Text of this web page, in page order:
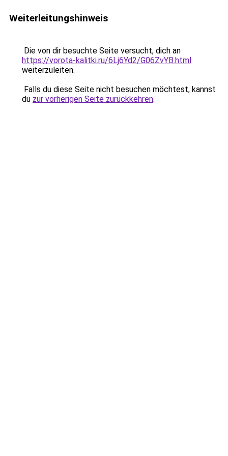
Weiterleitungshinweis
Die von dir besuchte Seite versucht, dich an
https://vorota-kalitki.ru/6Lj6Yd2/G06ZvYB.html
weiterzuleiten.
Falls du diese Seite nicht besuchen möchtest, kannst
du zur vorherigen Seite zurückkehren.